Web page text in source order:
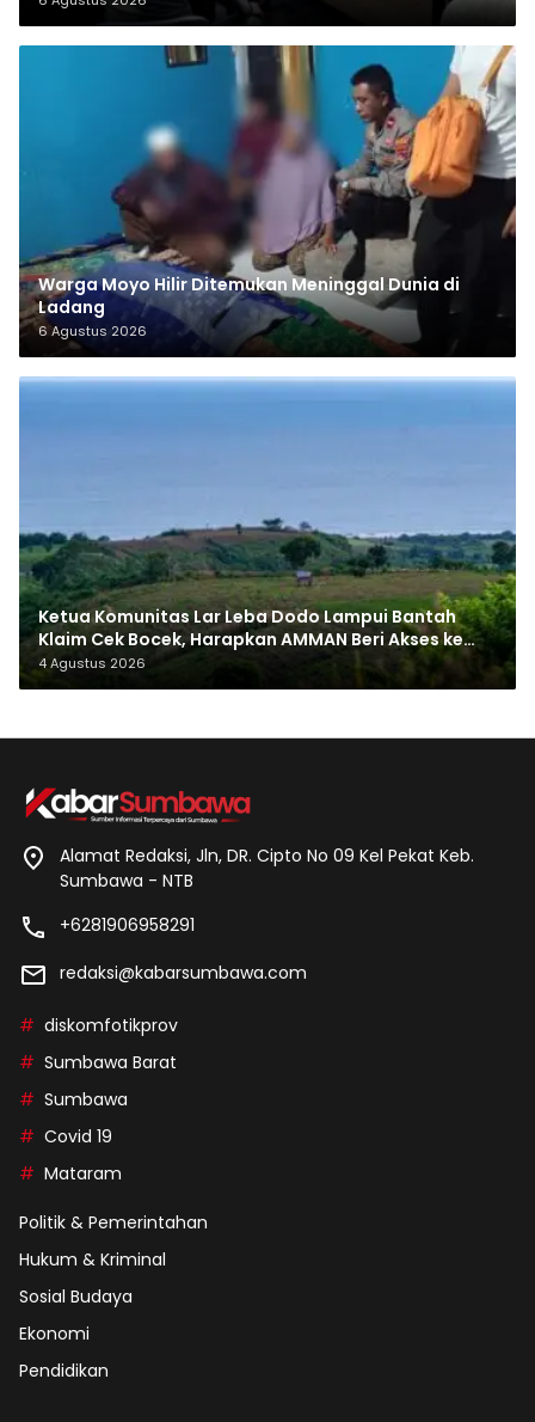
Warga Moyo Hilir Ditemukan Meninggal Dunia di
Ladang
6 Agustus 2026
Ketua Komunitas Lar Leba Dodo Lampui Bantah
Klaim Cek Bocek, Harapkan AMMAN Beri Akses ke
Makam Leluhur
4 Agustus 2026
Alamat Redaksi, Jln, DR. Cipto No 09 Kel Pekat Keb.
Sumbawa - NTB
+6281906958291
redaksi@kabarsumbawa.com
diskomfotikprov
Sumbawa Barat
Sumbawa
Covid 19
Mataram
Politik & Pemerintahan
Hukum & Kriminal
Sosial Budaya
Ekonomi
Pendidikan